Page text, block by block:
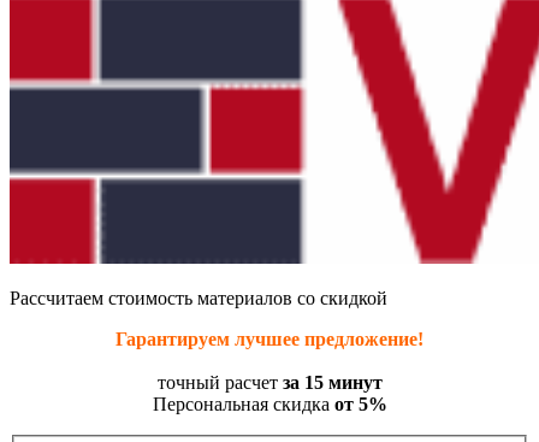
Рассчитаем стоимость материалов со скидкой
Гарантируем лучшее предложение!
точный расчет за 15 минут
Персональная скидка от 5%